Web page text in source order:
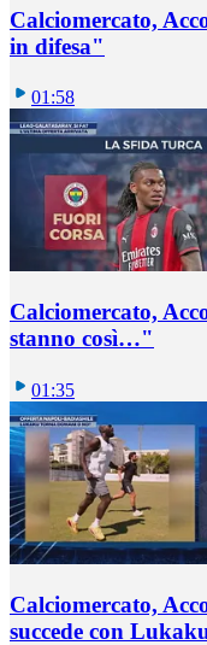
Calciomercato,
in difesa"
01:58
Calciomercato,
stanno così…"
01:35
Calciomercato,
succede con